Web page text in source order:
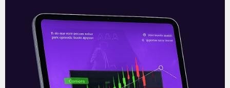
Sinqia faz nova aquisição